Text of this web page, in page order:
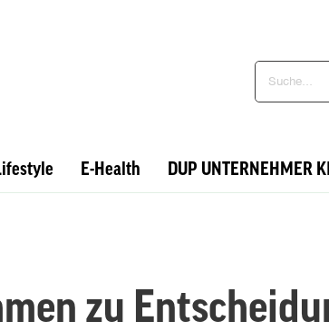
E-Health DUP UNTERNEHMER
zu